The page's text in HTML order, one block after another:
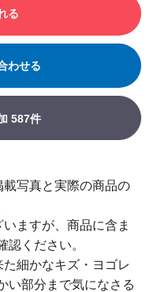
る
わせる
587件
写真と実際の商品の
ますが、商品に含ま
認ください。
細かなキズ・ヨゴレ
い部分まで気になさる